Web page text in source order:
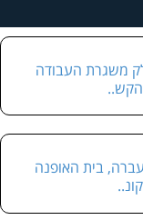
משגרת העבודה
הקש..
בית האופנה